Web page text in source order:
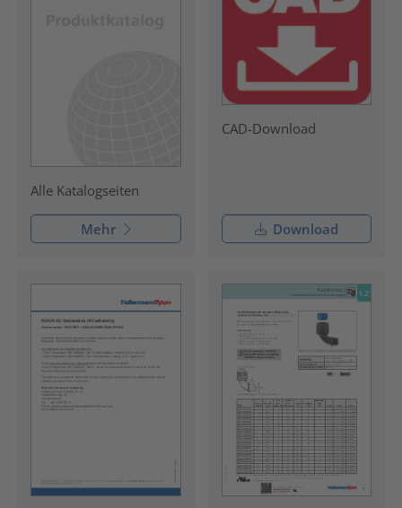
Alle Katalogseiten
Mehr
CAD-Download
Download